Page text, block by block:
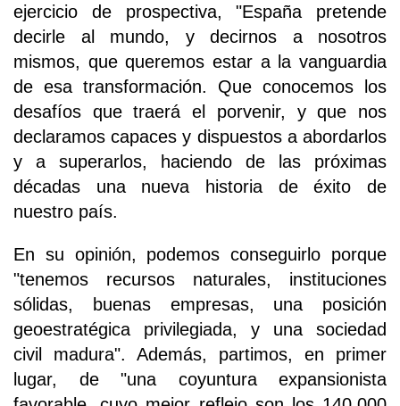
ejercicio de prospectiva, "España pretende
decirle al mundo, y decirnos a nosotros
mismos, que queremos estar a la vanguardia
de esa transformación. Que conocemos los
desafíos que traerá el porvenir, y que nos
declaramos capaces y dispuestos a abordarlos
y a superarlos, haciendo de las próximas
décadas una nueva historia de éxito de
nuestro país.
En su opinión, podemos conseguirlo porque
"tenemos recursos naturales, instituciones
sólidas, buenas empresas, una posición
geoestratégica privilegiada, y una sociedad
civil madura". Además, partimos, en primer
lugar, de "una coyuntura expansionista